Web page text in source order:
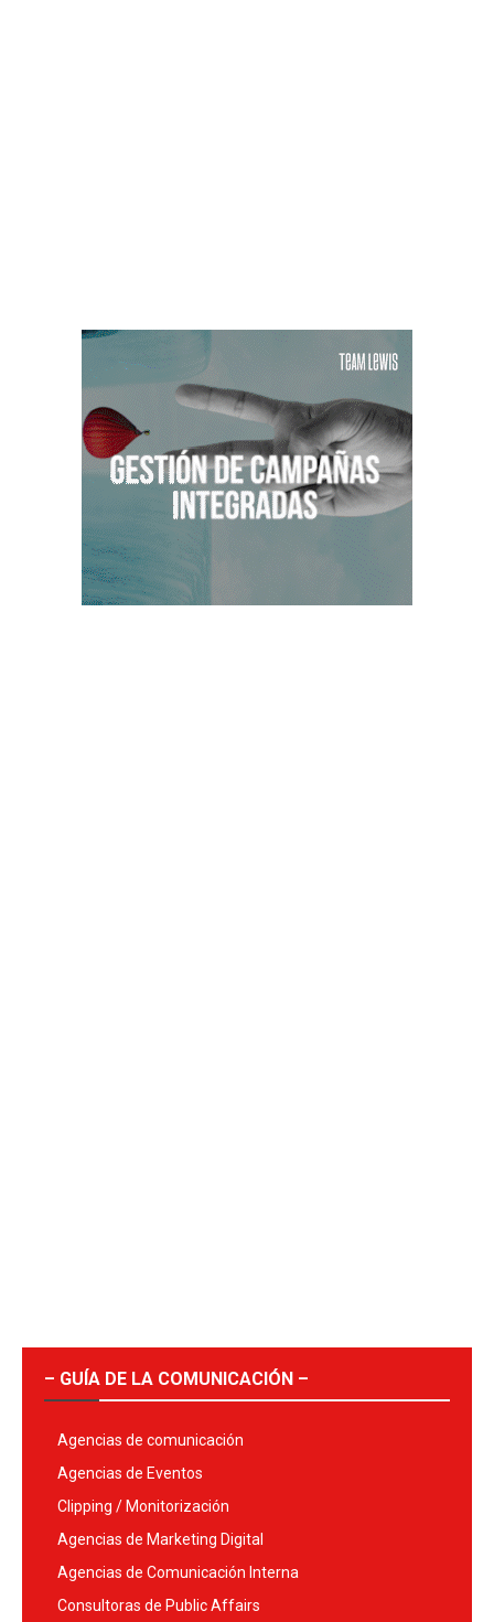
– GUÍA DE LA COMUNICACIÓN –
Agencias de comunicación
Agencias de Eventos
Clipping / Monitorización
Agencias de Marketing Digital
Agencias de Comunicación Interna
Consultoras de Public Affairs